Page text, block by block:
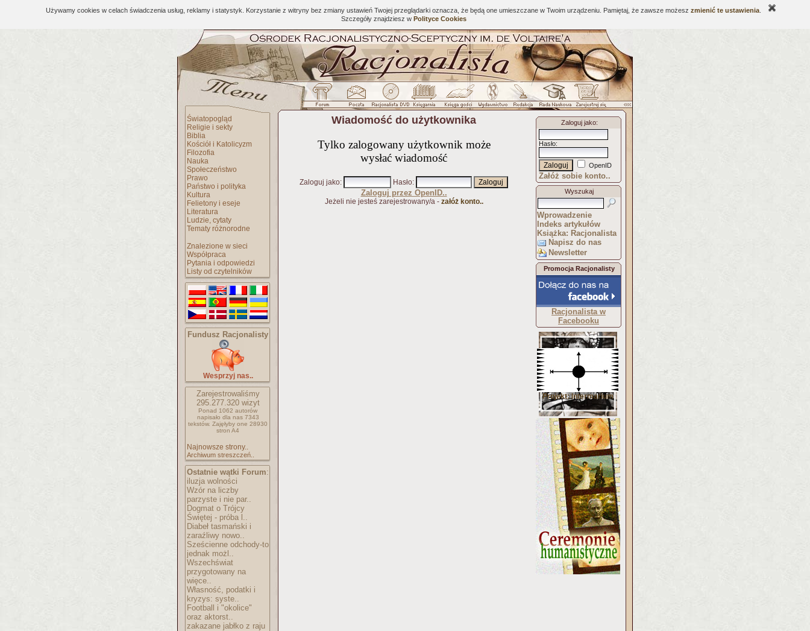
Używamy cookies w celach świadczenia usług, reklamy i statystyk. Korzystanie z witryny bez zmiany ustawień Twojej przeglądarki oznacza, że będą one umieszczane w Twoim urządzeniu. Pamiętaj, że zawsze możesz zmienić te ustawienia
Szczegóły znajdziesz w Polityce Cookies
Światopogląd
Religie i sekty
Biblia
Kościół i Katolicyzm
Filozofia
Nauka
Społeczeństwo
Prawo
Państwo i polityka
Kultura
Felietony i eseje
Literatura
Ludzie, cytaty
Tematy różnorodne
Znalezione w sieci
Współpraca
Pytania i odpowiedzi
Listy od czytelników
Fundusz Racjonalisty
Wesprzyj nas..
Zarejestrowaliśmy
295.277.320wizyt
Ponad 1062 autorów
napisało dla nas 7343
tekstów. Zajęłyby one 28930
stron A4
Najnowsze strony..
Archiwum streszczeń..
Ostatnie wątki Forum:
iluzja wolności
Wzór na liczby
parzyste i nie par..
Dogmat o Trójcy
Świętej - próba l..
Diabeł tasmański i
zaraźliwy nowo..
Sześcienne odchody-to
jednak możl..
Wszechświat
przygotowany na
więce..
Własność, podatki i
kryzys: syste..
Football i "okolice"
oraz aktorst..
zakazane jabłko z raju
Wiadomość do użytkownika
Tylko zalogowany użytkownik może
wysłać wiadomość
Zaloguj jako: Hasło:
Zaloguj przez OpenID..
Jeżeli nie jesteś zarejestrowany/a - załóż konto..
Zaloguj jako:
Hasło:
OpenID
Załóż sobie konto..
Wyszukaj
Wprowadzenie
Indeks artykułów
Książka: Racjonalista
Napisz do nas
Newsletter
Promocja Racjonalisty
Racjonalista w
Facebooku